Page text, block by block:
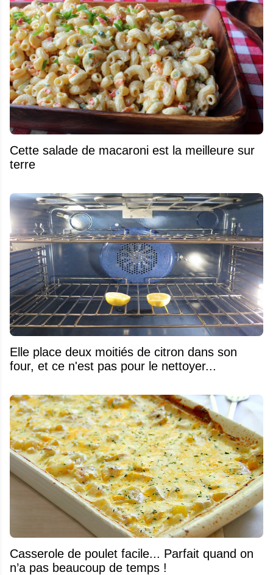
Cette salade de macaroni est la meilleure sur
terre
Elle place deux moitiés de citron dans son
four, et ce n'est pas pour le nettoyer...
Casserole de poulet facile... Parfait quand on
n’a pas beaucoup de temps !